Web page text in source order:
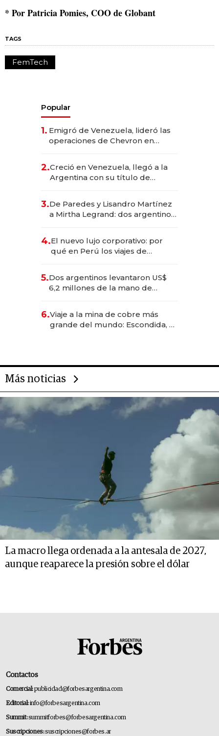
* Por Patricia Pomies, COO de Globant
TAGS
FemTech
Popular
1. Emigró de Venezuela, lideró las
operaciones de Chevron en
2.Creció en Venezuela, llegó a la
Argentina con su título de
las marcas "fast premium"
3.De Paredes y Lisandro Martínez
a Mirtha Legrand: dos argentinos
4.El nuevo lujo corporativo: por
qué en Perú los viajes de
para convertirse en experiencias
transformadoras
5.Dos argentinos levantaron US$
6,2 millones de la mano de
6.Viaje a la mina de cobre más
grande del mundo: Escondida, el
Más noticias
La macro llega ordenada a la antesala de 2027,
aunque reaparece la presión sobre el dólar
Contactos
Comercial:publicidad@forbesargentina.com
Editorial:info@forbesargentina.com
Summit:summitforbes@forbesargentina.com
Suscripciones:suscripciones@forbes.ar